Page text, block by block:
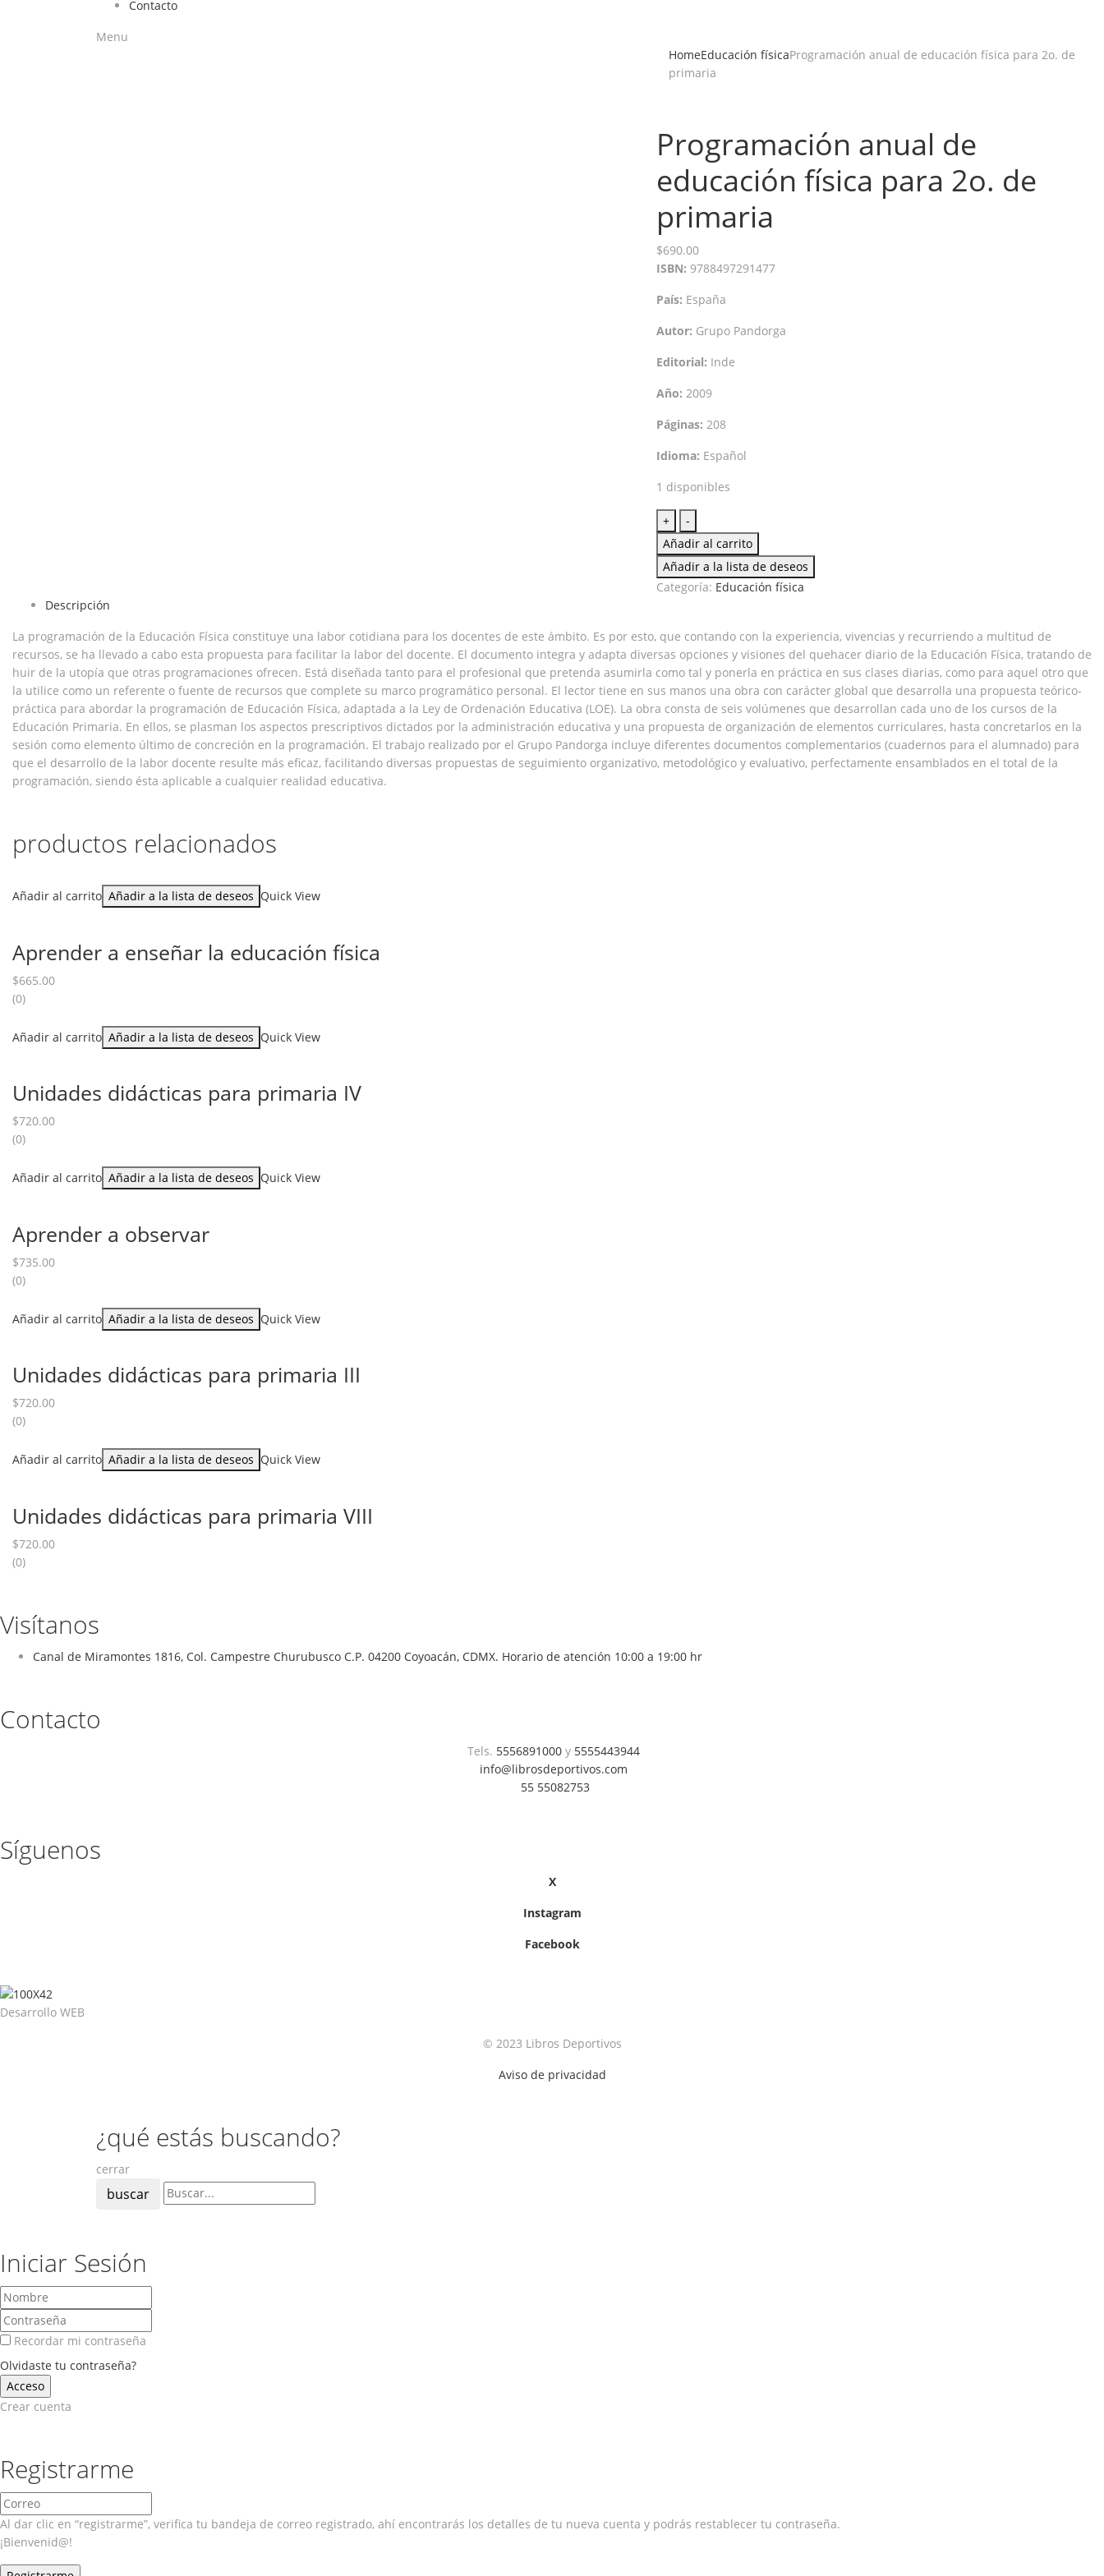
Contacto
Menu
HomeEducación físicaProgramación anual de educación física para 2o. de
primaria
Programación anual de
educación física para 2o. de
primaria
$690.00
ISBN: 9788497291477
País: España
Autor: Grupo Pandorga
Editorial: Inde
Año: 2009
Páginas: 208
Idioma: Español
1 disponibles
+
anual
de
educación
física
de
primaria
cantidad
-
Añadir al carrito
Añadir a la lista de deseos
Categoría: Educación física
Descripción
La programación de la Educación Física constituye una labor cotidiana para los docentes de este ámbito. Es por esto, que contando con la experiencia, vivencias y recurriendo a multitud de
recursos, se ha llevado a cabo esta propuesta para facilitar la labor del docente. El documento integra y adapta diversas opciones y visiones del quehacer diario de la Educación Física, tratando de
huir de la utopía que otras programaciones ofrecen. Está diseñada tanto para el profesional que pretenda asumirla como tal y ponerla en práctica en sus clases diarias, como para aquel otro que
la utilice como un referente o fuente de recursos que complete su marco programático personal. El lector tiene en sus manos una obra con carácter global que desarrolla una propuesta teórico-
práctica para abordar la programación de Educación Física, adaptada a la Ley de Ordenación Educativa (LOE). La obra consta de seis volúmenes que desarrollan cada uno de los cursos de la
Educación Primaria. En ellos, se plasman los aspectos prescriptivos dictados por la administración educativa y una propuesta de organización de elementos curriculares, hasta concretarlos en la
sesión como elemento último de concreción en la programación. El trabajo realizado por el Grupo Pandorga incluye diferentes documentos complementarios (cuadernos para el alumnado) para
que el desarrollo de la labor docente resulte más eficaz, facilitando diversas propuestas de seguimiento organizativo, metodológico y evaluativo, perfectamente ensamblados en el total de la
programación, siendo ésta aplicable a cualquier realidad educativa.
productos relacionados
Añadir al carrito Añadir a la lista de deseos Quick View
Aprender a enseñar la educación física
$665.00
(0)
Añadir al carrito Añadir a la lista de deseos Quick View
Unidades didácticas para primaria IV
$720.00
(0)
Añadir al carrito Añadir a la lista de deseos Quick View
Aprender a observar
$735.00
(0)
Añadir al carrito Añadir a la lista de deseos Quick View
Unidades didácticas para primaria III
$720.00
(0)
Añadir al carrito Añadir a la lista de deseos Quick View
Unidades didácticas para primaria VIII
$720.00
(0)
Visítanos
Canal de Miramontes 1816, Col. Campestre Churubusco C.P. 04200 Coyoacán, CDMX. Horario de atención 10:00 a 19:00 hr
Contacto
Tels. 5556891000 y 5555443944
info@librosdeportivos.com
55 55082753
Síguenos
X
Instagram
Facebook
Desarrollo WEB
© 2023 Libros Deportivos
Aviso de privacidad
¿qué estás buscando?
cerrar
buscar
Iniciar Sesión
Recordar mi contraseña
Olvidaste tu contraseña?
Crear cuenta
Registrarme
Al dar clic en “registrarme”, verifica tu bandeja de correo registrado, ahí encontrarás los detalles de tu nueva cuenta y podrás restablecer tu contraseña.
¡Bienvenid@!